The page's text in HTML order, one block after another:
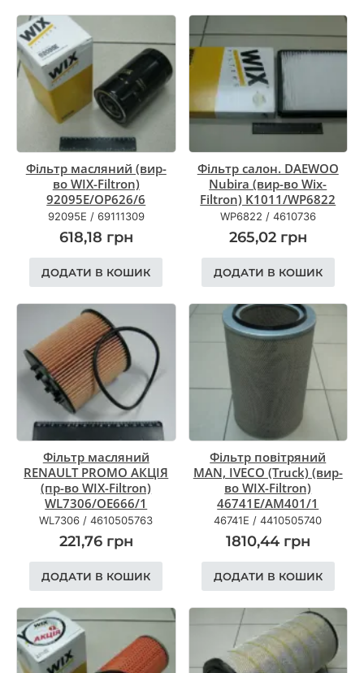
Фільтр масляний (вир-
во WIX-Filtron)
92095E/OP626/6
92095E / 69111309
618,18 грн
ДОДАТИ В КОШИК
Фільтр салон. DAEWOO
Nubira (вир-во Wix-
Filtron) K1011/WP6822
WP6822 / 4610736
265,02 грн
ДОДАТИ В КОШИК
Фільтр масляний
RENAULT PROMO АКЦІЯ
(пр-во WIX-Filtron)
WL7306/OE666/1
WL7306 /4610505763
221,76 грн
ДОДАТИ В КОШИК
Фільтр повітряний
MAN, IVECO (Truck) (вир-
во WIX-Filtron)
46741E/AM401/1
46741E /4410505740
1810,44 грн
ДОДАТИ В КОШИК